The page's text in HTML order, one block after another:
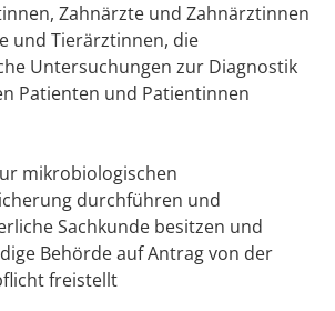
Zahnärzte und Zahnärztinnen
und Tierärztinnen, die
Untersuchungen zur Diagnostik
Patienten und Patientinnen
mikrobiologischen
durchführen und
Sachkunde besitzen und
Behörde auf Antrag von der
freistellt